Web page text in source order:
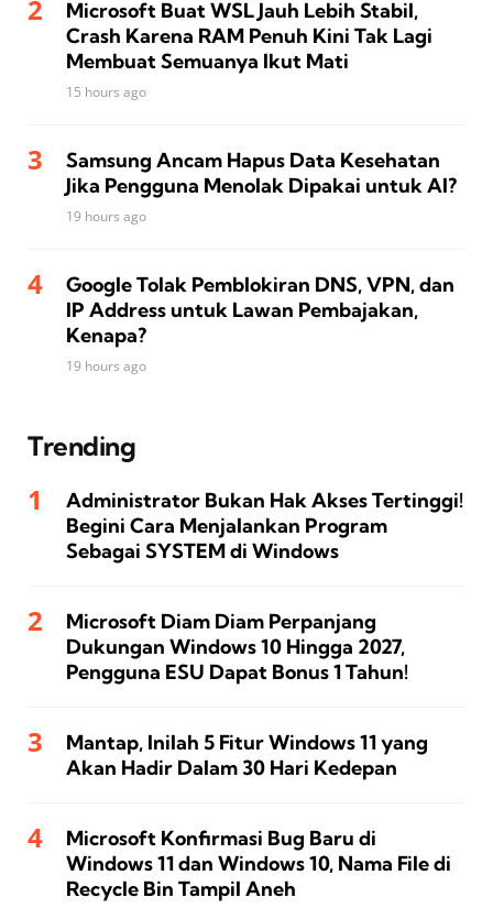
Microsoft Buat WSL Jauh Lebih Stabil,
Crash Karena RAM Penuh Kini Tak Lagi
Membuat Semuanya Ikut Mati
15 hours ago
Samsung Ancam Hapus Data Kesehatan
Jika Pengguna Menolak Dipakai untuk AI?
19 hours ago
Google Tolak Pemblokiran DNS, VPN, dan
IP Address untuk Lawan Pembajakan,
Kenapa?
19 hours ago
Trending
Administrator Bukan Hak Akses Tertinggi!
Begini Cara Menjalankan Program
Sebagai SYSTEM di Windows
Microsoft Diam Diam Perpanjang
Dukungan Windows 10 Hingga 2027,
Pengguna ESU Dapat Bonus 1 Tahun!
Mantap, Inilah 5 Fitur Windows 11 yang
Akan Hadir Dalam 30 Hari Kedepan
Microsoft Konfirmasi Bug Baru di
Windows 11 dan Windows 10, Nama File di
Recycle Bin Tampil Aneh